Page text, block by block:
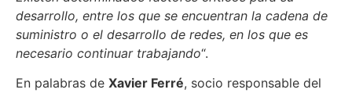
desarrollo, entre los que se encuentran la cadena de
suministro o el desarrollo de redes, en los que es
necesario continuar trabajando“.
En palabras de Xavier Ferré, socio responsable del